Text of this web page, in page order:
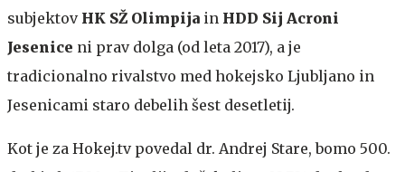
subjektov HK SŽ Olimpija in HDD Sij Acroni
Jesenice ni prav dolga (od leta 2017), a je
tradicionalno rivalstvo med hokejsko Ljubljano in
Jesenicami staro debelih šest desetletij.
Kot je za Hokej.tv povedal dr. Andrej Stare, bomo 500.